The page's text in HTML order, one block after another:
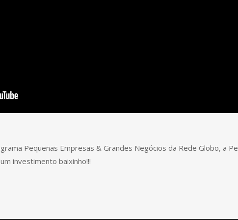
Pequenas Empresas & Grandes Negócios da Rede Globo, a
investimento baixinho!!!